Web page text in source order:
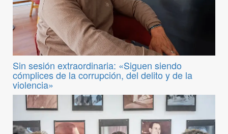
Sin sesión extraordinaria: «Siguen siendo
cómplices de la corrupción, del delito y de la
violencia»